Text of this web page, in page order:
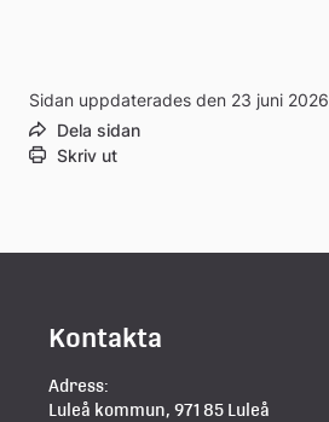
Sidan uppdaterades den 23 juni 2026
Dela sidan
Skriv ut
Kontakta
Adress:
Luleå kommun, 971 85 Luleå